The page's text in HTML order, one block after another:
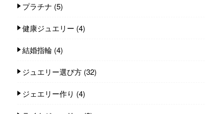
プラチナ (5)
健康ジュエリー (4)
結婚指輪 (4)
ジュエリー選び方 (32)
ジェエリー作り (4)